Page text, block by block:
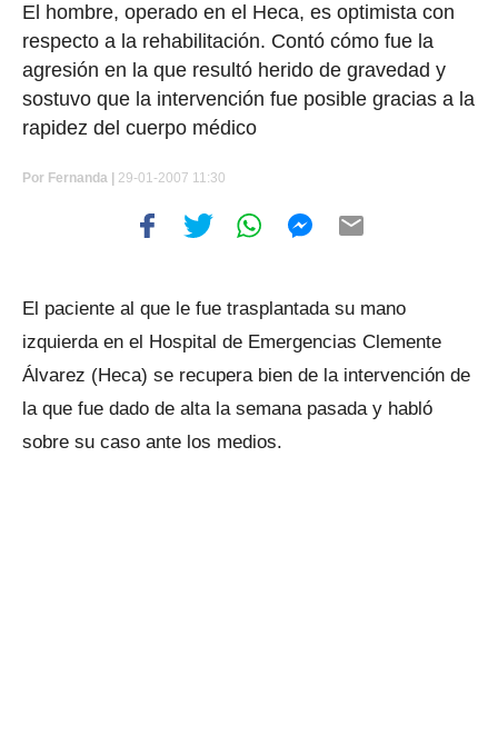
El hombre, operado en el Heca, es optimista con
respecto a la rehabilitación. Contó cómo fue la
agresión en la que resultó herido de gravedad y
sostuvo que la intervención fue posible gracias a la
rapidez del cuerpo médico
Por Fernanda | 29-01-2007 11:30
El paciente al que le fue trasplantada su mano
izquierda en el Hospital de Emergencias Clemente
Álvarez (Heca) se recupera bien de la intervención de
la que fue dado de alta la semana pasada y habló
sobre su caso ante los medios.